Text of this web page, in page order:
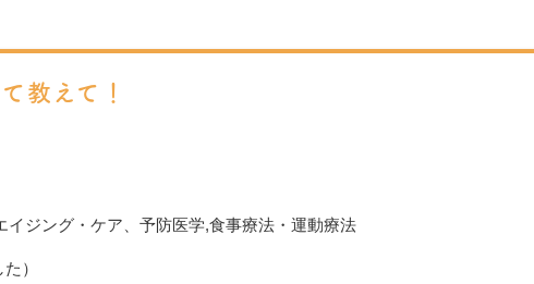
教えて！
イジング・ケア、予防医学,食事療法・運動療法
）